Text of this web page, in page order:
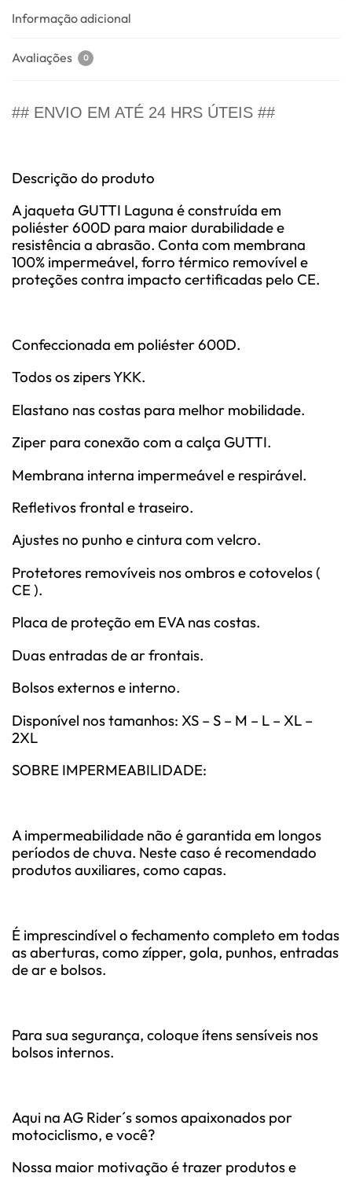
Informação adicional
Avaliações 0
## ENVIO EM ATÉ 24 HRS ÚTEIS ##
Descrição do produto
A jaqueta GUTTI Laguna é construí­da em
poliéster 600D para maior durabilidade e
resistência a abrasão. Conta com membrana
100% impermeável, forro térmico removí­vel e
proteções contra impacto certificadas pelo CE.
Confeccionada em poliéster 600D.
Todos os zipers YKK.
Elastano nas costas para melhor mobilidade.
Ziper para conexão com a calça GUTTI.
Membrana interna impermeável e respirável.
Refletivos frontal e traseiro.
Ajustes no punho e cintura com velcro.
Protetores removí­veis nos ombros e cotovelos (
CE ).
Placa de proteção em EVA nas costas.
Duas entradas de ar frontais.
Bolsos externos e interno.
Disponí­vel nos tamanhos: XS – S – M – L – XL –
2XL
SOBRE IMPERMEABILIDADE:
A impermeabilidade não é garantida em longos
períodos de chuva. Neste caso é recomendado
produtos auxiliares, como capas.
É imprescindível o fechamento completo em todas
as aberturas, como zípper, gola, punhos, entradas
de ar e bolsos.
Para sua segurança, coloque ítens sensíveis nos
bolsos internos.
Aqui na AG Rider´s somos apaixonados por
motociclismo, e você?
Nossa maior motivação é trazer produtos e